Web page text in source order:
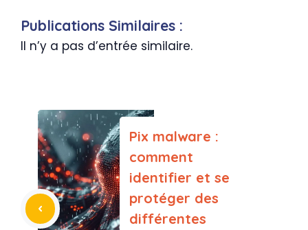
Publications Similaires :
Il n’y a pas d’entrée similaire.
Pix malware :
comment
identifier et se
protéger des
différentes